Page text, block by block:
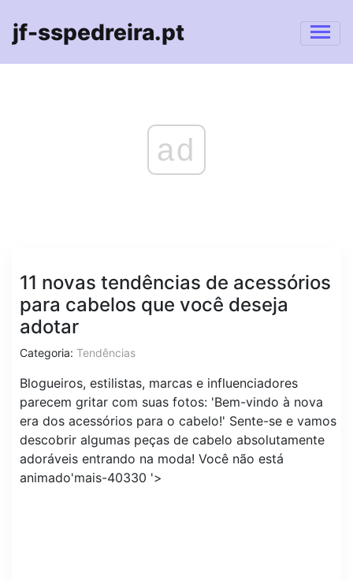
jf-sspedreira.pt
ad
11 novas tendências de acessórios
para cabelos que você deseja
adotar
Categoria: Tendências
Blogueiros, estilistas, marcas e influenciadores
parecem gritar com suas fotos: 'Bem-vindo à nova
era dos acessórios para o cabelo!' Sente-se e vamos
descobrir algumas peças de cabelo absolutamente
adoráveis ​​entrando na moda! Você não está
animado'mais-40330 '>